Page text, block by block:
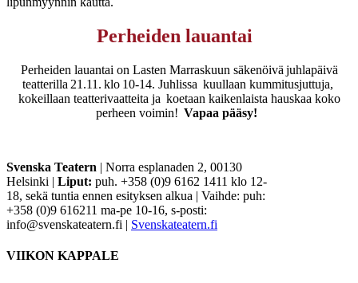
Perheiden lauantai
Perheiden lauantai on Lasten Marraskuun säkenöivä juhlapäivä
teatterilla 21.11. klo 10-14. Juhlissa kuullaan kummitusjuttuja,
kokeillaan teatterivaatteita ja koetaan kaikenlaista hauskaa koko
perheen voimin! Vapaa pääsy!
Svenska Teatern | Norra esplanaden 2, 00130
Helsinki | Liput: puh. +358 (0)9 6162 1411 klo 12-
18, sekä tuntia ennen esityksen alkua | Vaihde: puh:
+358 (0)9 616211 ma-pe 10-16, s-posti:
info@svenskateatern.fi | Svenskateatern.fi
VIIKON KAPPALE